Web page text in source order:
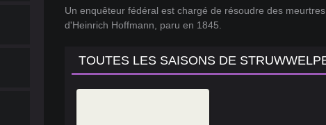
Un enquêteur fédéral est chargé de résoudre des
d'Heinrich Hoffmann, paru en 1845.
TOUTES LES SAISONS DE